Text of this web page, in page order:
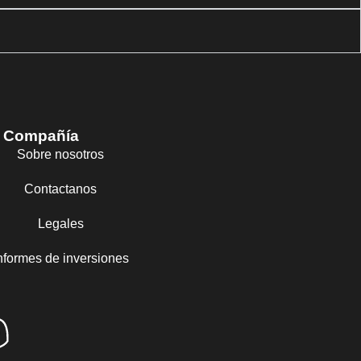
Compañía
Sobre nosotros
Contactanos
Legales
de inversiones